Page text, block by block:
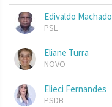
Edivaldo Machado
PSL
Eliane Turra
NOVO
Elieci Fernandes
PSDB